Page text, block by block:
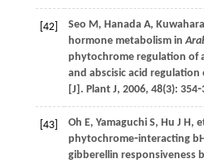
[42] Seo M, Hanada A, Kuwahara
hormone metabolism in
phytochrome regulation of
and abscisic acid
[J]. Plant J, 2006, 48(3):
[43] Oh E, Yamaguchi S, Hu J H,
phytochrome⁃interacting
gibberellin responsiveness